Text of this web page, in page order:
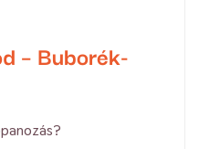
– Buborék-